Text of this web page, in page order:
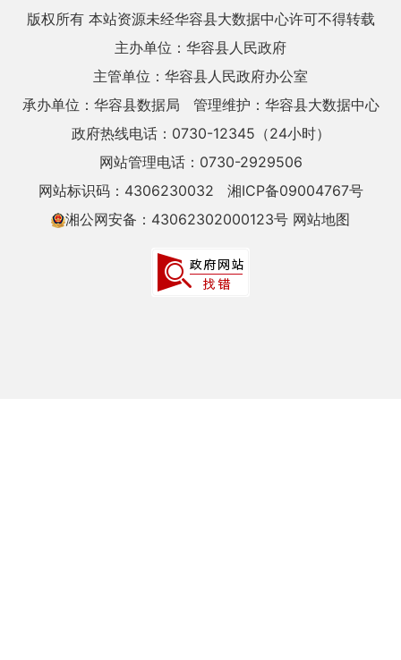
版权所有 本站资源未经华容县大数据中心许可不得转载
主办单位：华容县人民政府
主管单位：华容县人民政府办公室
承办单位：华容县数据局
管理维护：华容县大数据中心
政府热线电话：0730-12345（24小时）
网站管理电话：0730-2929506
网站标识码：4306230032
湘ICP备09004767号
湘公网安备：43062302000123号 网站地图